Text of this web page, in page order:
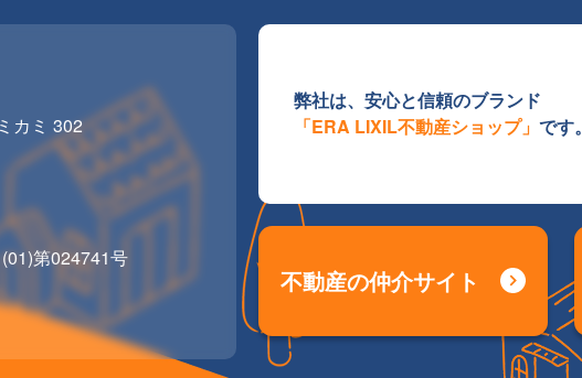
カミ 302
第024741号
弊社は、安心と信頼のブランド
「ERA LIXIL不動産ショップ」 です。
不動産の仲介サイト